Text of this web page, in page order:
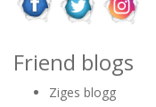
Friend blogs
Ziges blogg